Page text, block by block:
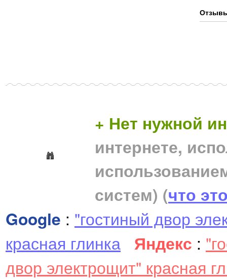
+ Нет нужной
интернете,
систем) (что
Google : "гостиный двор
красная глинка Яндекс :
двор электрощит" красная